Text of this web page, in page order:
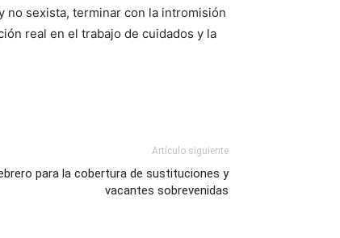
no sexista, terminar con la intromisión
real en el trabajo de cuidados y la
Artículo siguiente
para la cobertura de sustituciones y
vacantes sobrevenidas